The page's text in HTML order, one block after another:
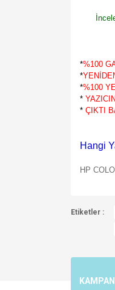
*%100
*
*%100
*
* ÇIKTI
Hangi
HP
Görüş
Etiketler :